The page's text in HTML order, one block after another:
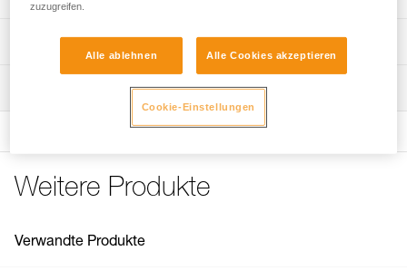
gewährleistet eine gute Korrosionsbeständigkeit in
Einfaches Einhängen der Karabiner:
erleichtert das Einhängen des Karabiners.
- Die Öse ist groß genug, um zwei Karabiner gleichzeitig
Kanten der Verbindungsöse reduzieren den Verschleiß der
Rückseite verhindern, dass sich die Lasche beim Setzen
Material: Edelstahl 316L
Zertifizierung(en): EN 795 A, GB 30862/A
Zugrundeliegende Spezifikationen
Garantie : 3 Jahre
Verpackung : 1
Durchmesser : 12 mm
Technische Informationen
Gebrauchsanleitung
Das PDF herunterladen technical-notice-COEUR-BOLT-
STEEL-STAINLESS-HCR-1
Häufige Fragen
Weitere Produkte
Verwandte Produkte
zuzugreifen.
Alle ablehnen Alle Cookies akzeptieren
Cookie-Einstellungen